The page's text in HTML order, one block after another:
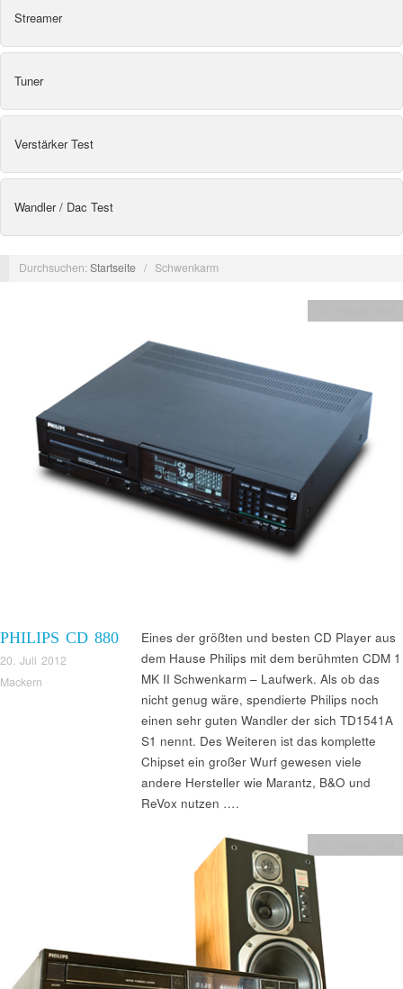
Streamer
Tuner
Verstärker Test
Wandler / Dac Test
Durchsuchen:Startseite / Schwenkarm
PHILIPS CD 880
20. Juli 2012
Mackern
Eines der größten und besten CD Player aus
dem Hause Philips mit dem berühmten CDM 1
MK II Schwenkarm – Laufwerk. Als ob das
nicht genug wäre, spendierte Philips noch
einen sehr guten Wandler der sich TD1541A
S1 nennt. Des Weiteren ist das komplette
Chipset ein großer Wurf gewesen viele
andere Hersteller wie Marantz, B&O und
ReVox nutzen ….